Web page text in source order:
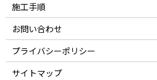
施工手順
お問い合わせ
プライバシーポリシー
サイトマップ